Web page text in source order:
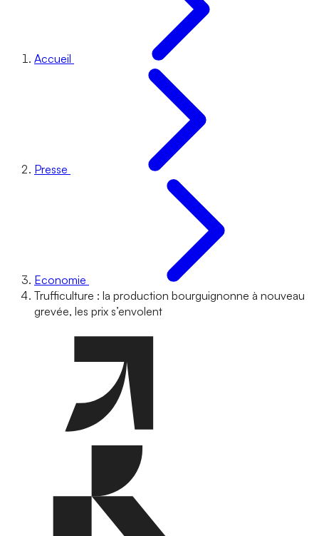
Accueil
Presse
Economie
Trufficulture : la production bourguignonne à nouveau
grevée, les prix s’envolent